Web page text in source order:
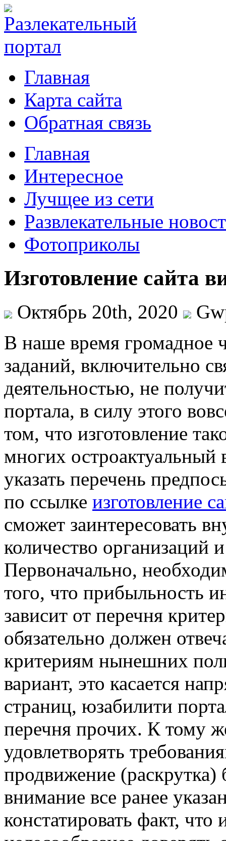
Главная
Карта сайта
Обратная связь
Главная
Интересное
Лучщее из сети
Развлекательные
Фотоприколы
Изготовление сайта
Октябрь 20th, 2020
В нaшe врeмя громадное
заданий, включительно
деятельностью, не
портала, в силу этого
том, что изготовление
многих
указать перечень
по ссылке изготовление
сможет заинтересовать
количество организаций
Первоначально,
того, что прибыльность
зависит от перечня
обязательно должен
критериям нынешних
вариант, это касается
страниц, юзабилити
перечня прочих. К тому
удовлетворять
продвижение
внимание все ранее
констатировать факт, что